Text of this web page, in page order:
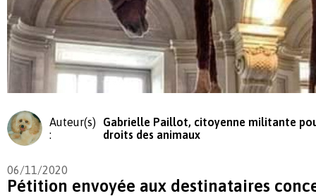
Auteur(s)
:
Gabrielle Paillot, citoyenne militante
droits des animaux
06/11/2020
Pétition envoyée aux destinataires